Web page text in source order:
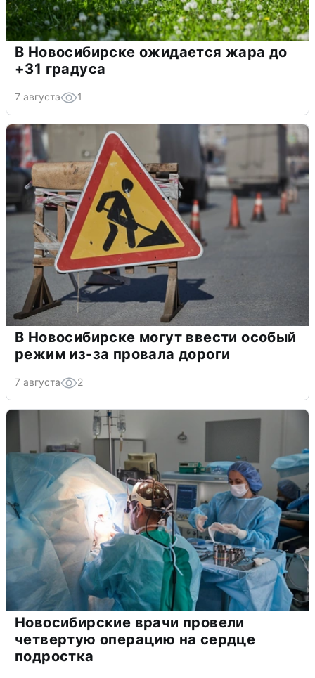
В Новосибирске ожидается жара до
+31 градуса
7 августа 1
В Новосибирске могут ввести особый
режим из-за провала дороги
7 августа 2
Новосибирские врачи провели
четвертую операцию на сердце
подростка